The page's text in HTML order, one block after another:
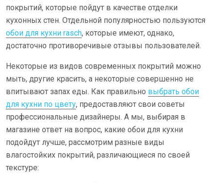
покрытий, которые пойдут в качестве отделки
кухонных стен. Отдельной популярностью пользуются
обои для кухни rasch, которые имеют, однако,
достаточно противоречивые отзывы пользователей.
Некоторые из видов современных покрытий можно
мыть, другие красить, а некоторые совершенно не
впитывают запах еды. Как правильно выбрать обои
для кухни по цвету, предоставляют свои советы
профессиональные дизайнеры. А мы, выбирая в
магазине ответ на вопрос, какие обои для кухни
подойдут лучше, рассмотрим разные виды
влагостойких покрытий, различающиеся по своей
текстуре: